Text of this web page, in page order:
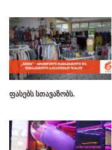
ფასებს სთავაზობს.